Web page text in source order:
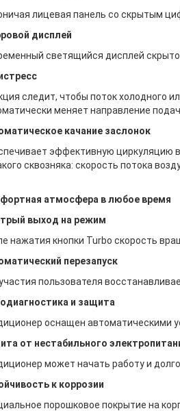
лицевая панель со скрытым
дисплей
светящийся дисплей
следит, чтобы поток холодного
меняет направление
качание заслонок
эффективную циркуляцию
сквозняка: скорость потока
атмосфера в любое время
выход на режим
нажатия кнопки Turbo скорость
перезапуск
пользователя
и защита
оснащен автоматическими
от нестабильного
может начать работу и
к коррозии
порошковое покрытие на